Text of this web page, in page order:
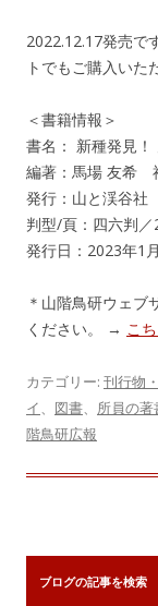
2022.12.17発売で
トでもご購入いた
＜書籍情報＞
書名： 新種発見
編著：馬場 友希
発行：山と渓谷社
判型/頁：四六判
発行日：2023年1
＊山階鳥研ウェブ
ください。 → こ
カテゴリー: 刊行物
イ、 図書、 所員の著
階鳥研広報
ブログの記事を検索